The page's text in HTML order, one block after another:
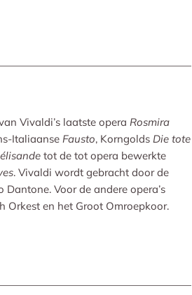
Vivaldi’s laatste opera Rosmira
Italiaanse Fausto, Korngolds Die tote
tot de tot opera bewerkte
. Vivaldi wordt gebracht door de
Voor de andere opera’s
Orkest en het Groot Omroepkoor.